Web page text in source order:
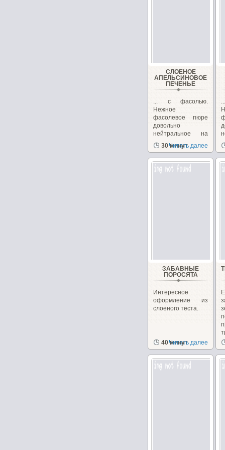
СЛОЕНОЕ
АПЕЛЬСИНОВОЕ
ПЕЧЕНЬЕ
... с фасолью.
Нежное
фасолевое пюре
довольно
нейтральное на
вкус. Поэтому
оно...
30 минут
Читать далее
ЗАБАВНЫЕ
ПОРОСЯТА
Интересное
оформление из
слоеного теста.
40 минут
Читать далее